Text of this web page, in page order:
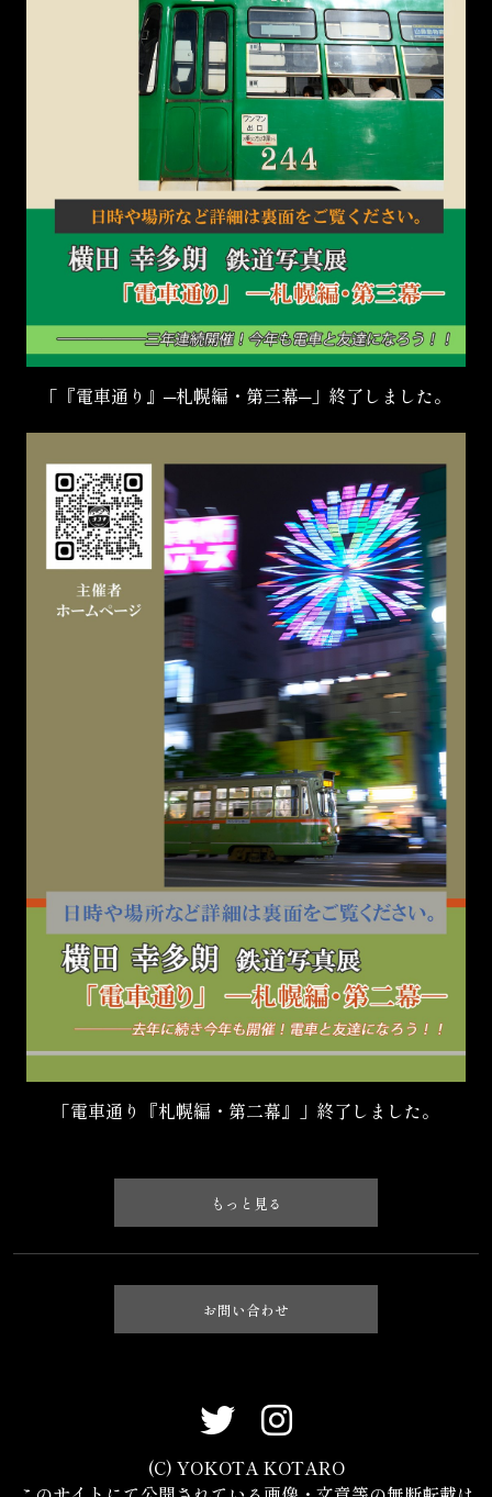
「『電車通り』─札幌編・第三幕─」終了しました。
「電車通り『札幌編・第二幕』」終了しました。
もっと見る
お問い合わせ
(C) YOKOTA KOTARO